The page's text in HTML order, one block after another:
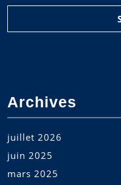
Archives
juillet 2026
juin 2025
mars 2025